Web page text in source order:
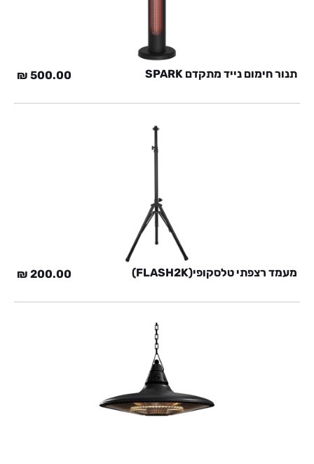
תנור חימום נייד מתקדם SPARK 500.00
₪
מעמד רצפתי טלסקופי(FLASH2K) 200.00
₪